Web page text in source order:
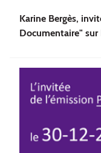
Karine Bergès,
Documentaire" sur